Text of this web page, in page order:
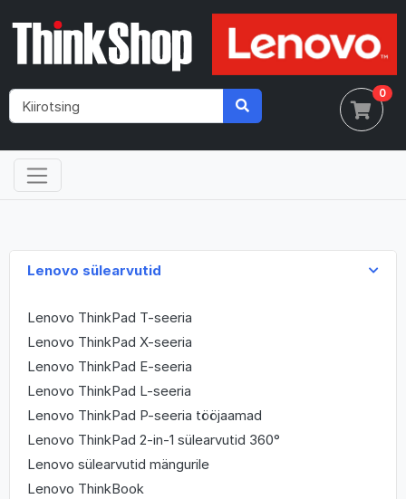
0
Lenovo sülearvutid
Lenovo ThinkPad T-seeria
Lenovo ThinkPad X-seeria
Lenovo ThinkPad E-seeria
Lenovo ThinkPad L-seeria
Lenovo ThinkPad P-seeria tööjaamad
Lenovo ThinkPad 2-in-1 sülearvutid 360°
Lenovo sülearvutid mängurile
Lenovo ThinkBook